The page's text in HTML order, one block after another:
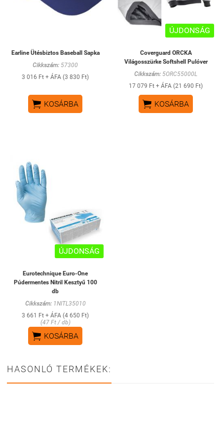
Earline Ütésbiztos Baseball Sapka
Cikkszám: 57300
3 016 Ft + ÁFA (3 830 Ft)
 KOSÁRBA
ÚJDONSÁG
Coverguard ORCKA
Világosszürke Softshell Pulóver
Cikkszám: 5ORC55000L
17 079 Ft + ÁFA (21 690 Ft)
 KOSÁRBA
ÚJDONSÁG
Eurotechnique Euro-One
Púdermentes Nitril Kesztyű 100
db
Cikkszám:1NITL35010
3 661 Ft + ÁFA (4 650 Ft)
(47 Ft / db)
 KOSÁRBA
HASONLÓ TERMÉKEK: